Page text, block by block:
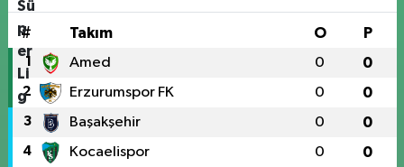
# Takım O P
1 Amed 0 0
2 Erzurumspor FK 0 0
3 Başakşehir 0 0
4 Kocaelispor 0 0